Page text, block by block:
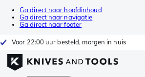
Ga direct naar hoofdinhoud
Ga direct naar navigatie
Ga direct naar footer
Voor 22:00 uur besteld, morgen in huis